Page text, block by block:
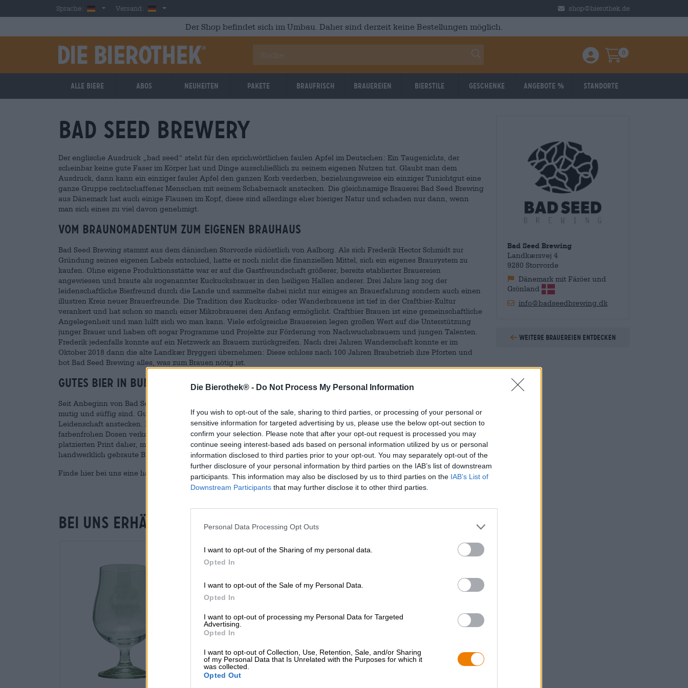
Die Bierothek® - Do Not Process My Personal Information
If you wish to opt-out of the sale, sharing to third parties, or processing of your personal or
sensitive information for targeted advertising by us, please use the below opt-out section to
confirm your selection. Please note that after your opt-out request is processed you may
continue seeing interest-based ads based on personal information utilized by us or personal
information disclosed to third parties prior to your opt-out. You may separately opt-out of the
further disclosure of your personal information by third parties on the IAB’s list of downstream
participants. This information may also be disclosed by us to third parties on the IAB’s List of
Downstream Participants that may further disclose it to other third parties.
Personal Data Processing Opt Outs
I want to opt-out of the Sharing of my personal data.
Opted In
I want to opt-out of the Sale of my Personal Data.
Opted In
I want to opt-out of processing my Personal Data for Targeted
Advertising.
Opted In
I want to opt-out of Collection, Use, Retention, Sale, and/or Sharing
of my Personal Data that Is Unrelated with the Purposes for which it
was collected.
Opted Out
Skip to main contentSprache: GermanVersand: Deutschland shop@bierothek.de
Der Shop befindet sich im Umbau. Daher sind derzeit keine Bestellungen möglich.
Einloggen / Anmelden
Warenkorb
0
Alle Biere Abos Neuheiten Pakete Braufrisch Brauereien Bierstile Geschenke Angebote % Standorte
Bad Seed Brewery
Der englische Ausdruck „bad seed“ steht für den sprichwörtlichen faulen Apfel im Deutschen: Ein Taugenichts, der
scheinbar keine gute Faser im Körper hat und Dinge ausschließlich zu seinem eigenen Nutzen tut. Glaubt man dem
Ausdruck, dann kann ein einziger fauler Apfel den ganzen Korb verderben, beziehungsweise ein einziger Tunichtgut eine
ganze Gruppe rechtschaffener Menschen mit seinem Schabernack anstecken. Die gleichnamige Brauerei Bad Seed Brewing
aus Dänemark hat auch einige Flausen im Kopf, diese sind allerdings eher bieriger Natur und schaden nur dann, wenn
man sich eines zu viel davon genehmigt.
Vom Braunomadentum zum eigenen Brauhaus
Bad Seed Brewing stammt aus dem dänischen Storvorde südöstlich von Aalborg. Als sich Frederik Hector Schmidt zur
Gründung seines eigenen Labels entschied, hatte er noch nicht die finanziellen Mittel, sich ein eigenes Brausystem zu
kaufen. Ohne eigene Produktionsstätte war er auf die Gastfreundschaft größerer, bereits etablierter Brauereien
angewiesen und braute als sogenannter Kuckucksbrauer in den heiligen Hallen anderer. Drei Jahre lang zog der
leidenschaftliche Bierfreund durch die Lande und sammelte dabei nicht nur einiges an Brauerfahrung sondern auch einen
illustren Kreis neuer Brauerfreunde. Die Tradition des Kuckucks- oder Wanderbrauens ist tief in der Craftbier-Kultur
verankert und hat schon so manch einer Mikrobrauerei den Anfang ermöglicht. Craftbier Brauen ist eine gemeinschaftliche
Angelegenheit und man hilft sich wo man kann. Viele erfolgreiche Brauereien legen großen Wert auf die Unterstützung
junger Brauer und haben oft sogar Programme und Projekte zur Förderung von Nachwuchsbrauern und jungen Talenten.
Frederik jedenfalls konnte auf ein Netzwerk an Brauern zurückgreifen. Nach drei Jahren Wanderschaft konnte er im
Oktober 2018 dann die alte Landkær Bryggeri übernehmen: Diese schloss nach 100 Jahren Braubetrieb ihre Pforten und
bot Bad Seed Brewing alles, was zum Brauen nötig ist.
Gutes Bier in bunten Dosen
Seit Anbeginn von Bad Seed Brewing verfolgt das Team ein simples Ziel: Sie möchten Biere brauen, die geschmackvoll,
mutig und süffig sind. Gutes Bier fließt ihnen durch die Adern und sie möchten andere mit ihrer Begeisterung und
Leidenschaft anstecken. Mittlerweile hat die Brauerei ein stabiles Kernsortiment von mehr als 20 Bieren, die in
farbenfrohen Dosen verkauft werden. Die meisten Exemplare kommen in einer leuchtenden Grundfarbe mit einem zentral
platzierten Print daher, manche sind auch von einem Muster überzogen. Hinter dem fröhlichen Design stecken
handwerklich gebraute Bierspezialitäten, die mit den besten Ideen und den besten Rohstoffen hergestellt werden.
Finde hier bei uns eine handverlesene Auswahl unserer Lieblingsbiere aus dem Hause Bad Seed Brewing!
Bad Seed Brewing
Landkærsvej 4
9280 Storvorde
Dänemark mit Färöer und
Grönland
info@badseedbrewing.dk
Weitere Brauereien entdecken
Bei uns erhältlich